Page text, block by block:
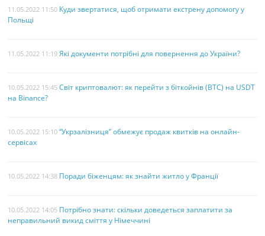
11.05.2022 11:50 Куди звертатися, щоб отримати екстрену допомогу у
Польщі
11.05.2022 11:19 Які документи потрібні для повернення до України?
10.05.2022 15:45 Світ криптовалют: як перейти з біткойнів (BTC) на USDT
на Binance?
10.05.2022 15:10 “Укрзалізниця” обмежує продаж квитків на онлайн-
сервісах
10.05.2022 14:38 Поради біженцям: як знайти житло у Франції
10.05.2022 14:05 Потрібно знати: скільки доведеться заплатити за
неправильний викид сміття у Німеччині